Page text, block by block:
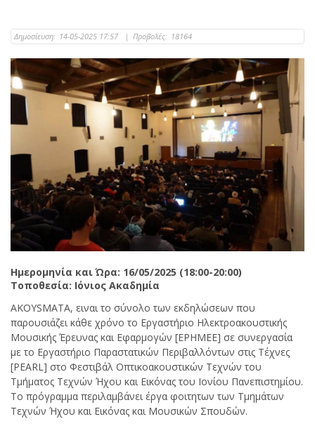
Δημοσίευση: 14-05-2025 17:57 | Προβολές: 18164
Ημερομηνία και Ώρα: 16/05/2025 (18:00-20:00)
Τοποθεσία: Ιόνιος Ακαδημία
AKOYSMATA, ειναι το σύνολο των εκδηλώσεων που
παρουσιάζει κάθε χρόνο το Εργαστήριο Ηλεκτροακουστικής
Μουσικής Έρευνας και Εφαρμογών [ΕΡΗΜΕΕ] σε συνεργασία
με το Εργαστήριο Παραστατικών Περιβαλλόντων στις Τέχνες
[PEARL] στο Φεστιβάλ Οπτικοακουστικών Τεχνών του
Τμήματος Τεχνών Ήχου και Εικόνας του Ιονίου Πανεπιστημίου.
Το πρόγραμμα περιλαμβάνει έργα φοιτητων των Τμημάτων
Τεχνών Ήχου και Εικόνας και Μουσικών Σπουδών.